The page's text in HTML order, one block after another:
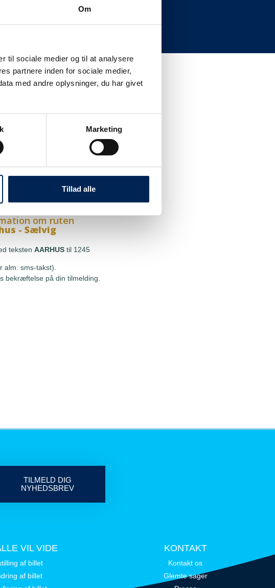
Om
til sociale medier og til at analysere
partnere inden for sociale medier,
med andre oplysninger, du har givet
Marketing
Tillad alle
om ruten
- Sælvig
bekræftelse på din tilmelding.
om ruten
- Sælvig
teksten AARHUStil 1245
alm. sms-takst).
bekræftelse på din tilmelding.
TILMELD DIG
NYHEDSBREV
VIL VIDE
af billet
af billet
KONTAKT
Kontakt os
Glemte sager